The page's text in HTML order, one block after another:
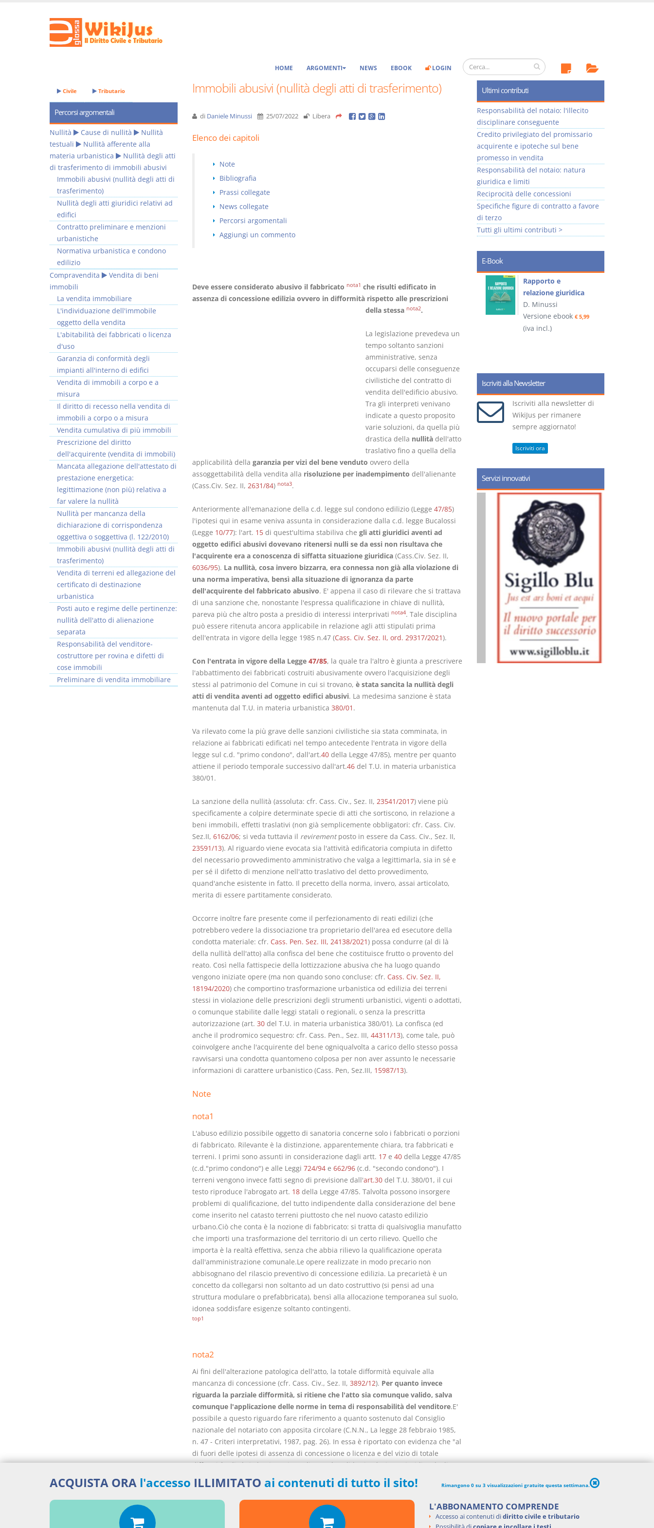
HOME ARGOMENTI NEWS EBOOK LOGIN
Immobili abusivi (nullità degli atti di trasferimento)
di Daniele Minussi 25/07/2022 Libera
Elenco dei capitoli
Note
Bibliografia
Prassi collegate
News collegate
Percorsi argomentali
Aggiungi un commento
Deve essere considerato abusivo il fabbricato nota1 che risulti edificato in
assenza di concessione edilizia ovvero in difformità rispetto alle prescrizioni
della stessa nota2.
La legislazione prevedeva un
tempo soltanto sanzioni
amministrative, senza
occuparsi delle conseguenze
civilistiche del contratto di
vendita dell'edificio abusivo.
Tra gli interpreti venivano
indicate a questo proposito
varie soluzioni, da quella più
drastica della nullitàdell'atto
traslativo fino a quella della
applicabilità della garanzia per vizi del bene venduto ovvero della
assoggettabilità della vendita alla risoluzione per inadempimento dell'alienante
(Cass.Civ. Sez. II, 2631/84) nota3.
Anteriormente all'emanazione della c.d. legge sul condono edilizio (Legge 47/85)
l'ipotesi qui in esame veniva assunta in considerazione dalla c.d. legge Bucalossi
(Legge 10/77): l'art. 15di quest'ultima stabiliva che gli atti giuridici aventi ad
oggetto edifici abusivi dovevano ritenersi nulli se da essi non risultava che
l'acquirente era a conoscenza di siffatta situazione giuridica(Cass.Civ. Sez. II,
6036/95). La nullità, cosa invero bizzarra, era connessa non già alla violazione di
una norma imperativa, bensì alla situazione di ignoranza da parte
dell'acquirente del fabbricato abusivo. E' appena il caso di rilevare che si trattava
di una sanzione che, nonostante l'espressa qualificazione in chiave di nullità,
pareva più che altro posta a presidio di interessi interprivati nota4. Tale disciplina
può essere ritenuta ancora applicabile in relazione agli atti stipulati prima
dell'entrata in vigore della legge 1985 n.47 (Cass. Civ. Sez. II, ord. 29317/2021).
Con l'entrata in vigore della Legge 47/85, la quale tra l'altro è giunta a prescrivere
l'abbattimento dei fabbricati costruiti abusivamente ovvero l'acquisizione degli
stessi al patrimonio del Comune in cui si trovano, è stata sancita la nullità degli
atti di vendita aventi ad oggetto edifici abusivi. La medesima sanzione è stata
mantenuta dal T.U. in materia urbanistica 380/01 .
Va rilevato come la più grave delle sanzioni civilistiche sia stata comminata, in
relazione ai fabbricati edificati nel tempo antecedente l'entrata in vigore della
legge sul c.d. "primo condono", dall'art.40della Legge 47/85), mentre per quanto
attiene il periodo temporale successivo dall'art.46del T.U. in materia urbanistica
380/01.
La sanzione della nullità (assoluta: cfr. Cass. Civ., Sez. II, 23541/2017) viene più
specificamente a colpire determinate specie di atti che sortiscono, in relazione a
beni immobili, effetti traslativi (non già semplicemente obbligatori: cfr. Cass. Civ.
Sez.II, 6162/06; si veda tuttavia il revirementposto in essere da Cass. Civ., Sez. II,
23591/13). Al riguardo viene evocata sia l'attività edificatoria compiuta in difetto
del necessario provvedimento amministrativo che valga a legittimarla, sia in sé e
per sé il difetto di menzione nell'atto traslativo del detto provvedimento,
quand'anche esistente in fatto. Il precetto della norma, invero, assai articolato,
merita di essere partitamente considerato.
Occorre inoltre fare presente come il perfezionamento di reati edilizi (che
potrebbero vedere la dissociazione tra proprietario dell'area ed esecutore della
condotta materiale: cfr. Cass. Pen. Sez. III, 24138/2021) possa condurre (al di là
della nullità dell'atto) alla confisca del bene che costituisce frutto o provento del
reato. Così nella fattispecie della lottizzazione abusiva che ha luogo quando
vengono iniziate opere (ma non quando sono concluse: cfr. Cass. Civ. Sez. II,
18194/2020) che comportino trasformazione urbanistica od edilizia dei terreni
stessi in violazione delle prescrizioni degli strumenti urbanistici, vigenti o adottati,
o comunque stabilite dalle leggi statali o regionali, o senza la prescritta
autorizzazione (art. 30del T.U. in materia urbanistica 380/01). La confisca (ed
anche il prodromico sequestro: cfr. Cass. Pen., Sez. III, 44311/13), come tale, può
coinvolgere anche l'acquirente del bene ogniqualvolta a carico dello stesso possa
ravvisarsi una condotta quantomeno colposa per non aver assunto le necessarie
informazioni di carattere urbanistico (Cass. Pen, Sez.III, 15987/13).
Note
nota1
L'abuso edilizio possibile oggetto di sanatoria concerne solo i fabbricati o porzioni
di fabbricato. Rilevante è la distinzione, apparentemente chiara, tra fabbricati e
terreni. I primi sono assunti in considerazione dagli artt. 17e 40della Legge 47/85
(c.d."primo condono") e alle Leggi 724/94e 662/96(c.d. "secondo condono"). I
terreni vengono invece fatti segno di previsione dall'art.30del T.U. 380/01, il cui
testo riproduce l'abrogato art. 18della Legge 47/85. Talvolta possono insorgere
problemi di qualificazione, del tutto indipendente dalla considerazione del bene
come inserito nel catasto terreni piuttosto che nel nuovo catasto edilizio
urbano.Ciò che conta è la nozione di fabbricato: si tratta di qualsivoglia manufatto
che importi una trasformazione del territorio di un certo rilievo. Quello che
importa è la realtà effettiva, senza che abbia rilievo la qualificazione operata
dall'amministrazione comunale.Le opere realizzate in modo precario non
abbisognano del rilascio preventivo di concessione edilizia. La precarietà è un
concetto da collegarsi non soltanto ad un dato costruttivo (si pensi ad una
struttura modulare o prefabbricata), bensì alla allocazione temporanea sul suolo,
idonea soddisfare esigenze soltanto contingenti.
top1
nota2
Ai fini dell'alterazione patologica dell'atto, la totale difformità equivale alla
mancanza di concessione (cfr. Cass. Civ., Sez. II, 3892/12). Per quanto invece
riguarda la parziale difformità, si ritiene che l'atto sia comunque valido, salva
comunque l'applicazione delle norme in tema di responsabilità del venditore.E'
possibile a questo riguardo fare riferimento a quanto sostenuto dal Consiglio
nazionale del notariato con apposita circolare (C.N.N., La legge 28 febbraio 1985,
n. 47 - Criteri interpretativi, 1987, pag. 26). In essa è riportato con evidenza che "al
di fuori delle ipotesi di assenza di concessione o licenza e del vizio di totale
difformità, gli altri abusi non impediscono la valida circolazione giuridica degli
edifici o loro parti".Si può altresì rammentare che in altra circolare, sempre
emanata dallo stesso organo (C.N.N., Circolare ai notai d'Italia 22 ottobre 1994,
prot. 3138) "gli abusi di minore gravità possono determinare sanzioni di altro
genere, ma continuano a non incidere assolutamente sull'attività negoziale (anche
se su di essa va puntualmente richiamata l'attenzione delle parti)".In definitiva, i
Civile Tributario
Percorsi argomentali
Nullità Cause di nullità
Nullità
testuali
Nullità afferente alla
materia urbanistica
Nullità degli atti
di trasferimento di immobili abusivi
Immobili abusivi (nullità degli atti di
trasferimento)
Nullità degli atti giuridici relativi ad
edifici
Contratto preliminare e menzioni
urbanistiche
Normativa urbanistica e condono
edilizio
Compravendita
Vendita di beni
immobili
La vendita immobiliare
L'individuazione dell'immobile
oggetto della vendita
L'abitabilità dei fabbricati o licenza
d'uso
Garanzia di conformità degli
impianti all'interno di edifici
Vendita di immobili a corpo e a
misura
Il diritto di recesso nella vendita di
immobili a corpo o a misura
Vendita cumulativa di più immobili
Prescrizione del diritto
dell'acquirente (vendita di immobili)
Mancata allegazione dell'attestato di
prestazione energetica:
legittimazione (non più) relativa a
far valere la nullità
Nullità per mancanza della
dichiarazione di corrispondenza
oggettiva o soggettiva (l. 122/2010)
Immobili abusivi (nullità degli atti di
trasferimento)
Vendita di terreni ed allegazione del
certificato di destinazione
urbanistica
Posti auto e regime delle pertinenze:
nullità dell'atto di alienazione
separata
Responsabilità del venditore-
costruttore per rovina e difetti di
cose immobili
Preliminare di vendita immobiliare
Ultimi contributi
Responsabilità del notaio: l'illecito
disciplinare conseguente
Credito privilegiato del promissario
acquirente e ipoteche sul bene
promesso in vendita
Responsabilità del notaio: natura
giuridica e limiti
Reciprocità delle concessioni
Specifiche figure di contratto a favore
di terzo
Tutti gli ultimi contributi >
E-Book
I Vincoli Preliminari
D. Minussi
Versione ebook
(iva incl.)
Abitazione
D. Minussi
decadenza
D. Minussi
Versione ebook
Rapporto e
relazione giuridica
D. Minussi
Versione ebook € 5,99
(iva incl.)
Iscriviti alla Newsletter
Iscriviti alla newsletter di
WikiJus per rimanere
sempre aggiornato!
Iscriviti ora
Servizi innovativi
ACQUISTA ORA l'accesso ILLIMITATO ai contenuti di tutto il sito! Rimangono 0 su 3 visualizzazioni gratuite questa settimana.
L'ABBONAMENTO COMPRENDE
Accesso ai contenuti didiritto civile e tributario